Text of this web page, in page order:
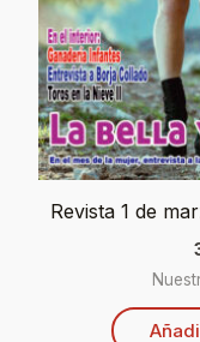
Revista 1 de